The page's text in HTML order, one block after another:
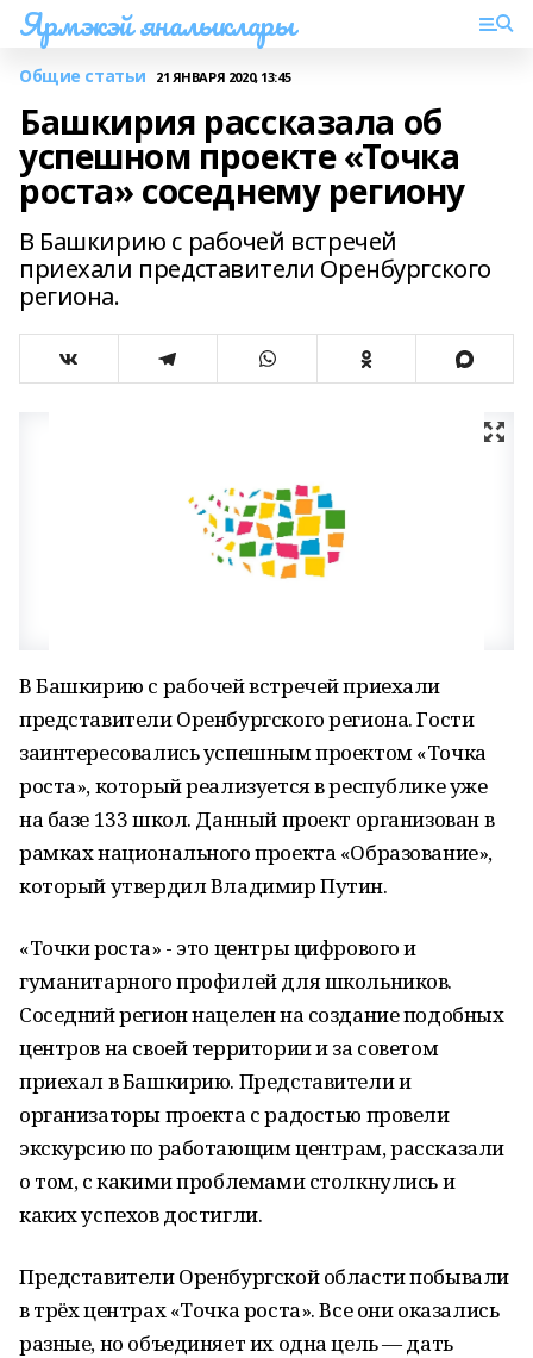
Ярмэкэй яналыклары
Общие статьи 21 ЯНВАРЯ 2020, 13:45
Башкирия рассказала об
успешном проекте «Точка
роста» соседнему региону
В Башкирию с рабочей встречей
приехали представители Оренбургского
региона.
В Башкирию с рабочей встречей приехали
представители Оренбургского региона. Гости
заинтересовались успешным проектом «Точка
роста», который реализуется в республике уже
на базе 133 школ. Данный проект организован в
рамках национального проекта «Образование»,
который утвердил Владимир Путин.
«Точки роста» - это центры цифрового и
гуманитарного профилей для школьников.
Соседний регион нацелен на создание подобных
центров на своей территории и за советом
приехал в Башкирию. Представители и
организаторы проекта с радостью провели
экскурсию по работающим центрам, рассказали
о том, с какими проблемами столкнулись и
каких успехов достигли.
Представители Оренбургской области побывали
в трёх центрах «Точка роста». Все они оказались
разные, но объединяет их одна цель — дать